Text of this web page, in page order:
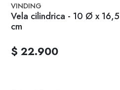
VINDING
Vela cilindrica - 10 Ø x 16,5
cm
$ 22.900